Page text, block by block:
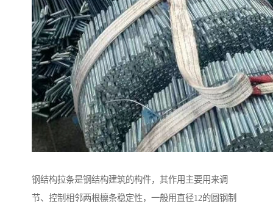
钢结构拉条是钢结构建筑的构件，其作用主要用来调
节、控制相邻两根檩条稳定性，一般用直径12的圆钢制